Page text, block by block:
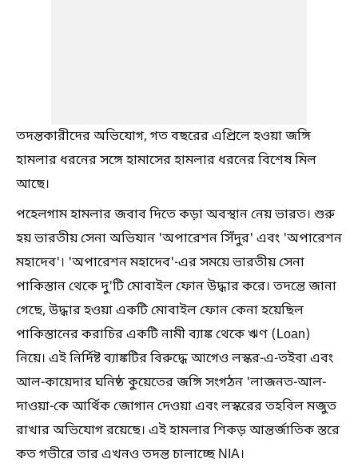
তদন্তকারীদের অভিযোগ, গত বছরের এপ্রিলে হওয়া জঙ্গি
হামলার ধরনের সঙ্গে হামাসের হামলার ধরনের বিশেষ মিল
আছে।
পহেলগাম হামলার জবাব দিতে কড়া অবস্থান নেয় ভারত। শুরু
হয় ভারতীয় সেনা অভিযান 'অপারেশন সিঁদুর' এবং 'অপারেশন
মহাদেব'। 'অপারেশন মহাদেব'-এর সময়ে ভারতীয় সেনা
পাকিস্তান থেকে দু'টি মোবাইল ফোন উদ্ধার করে। তদন্তে জানা
গেছে, উদ্ধার হওয়া একটি মোবাইল ফোন কেনা হয়েছিল
পাকিস্তানের করাচির একটি নামী ব্যাঙ্ক থেকে ঋণ (Loan)
নিয়ে। এই নির্দিষ্ট ব্যাঙ্কটির বিরুদ্ধে আগেও লস্কর-এ-তইবা এবং
আল-কায়েদার ঘনিষ্ঠ কুয়েতের জঙ্গি সংগঠন 'লাজনত-আল-
দাওয়া-কে আর্থিক জোগান দেওয়া এবং লস্করের তহবিল মজুত
রাখার অভিযোগ রয়েছে। এই হামলার শিকড় আন্তর্জাতিক স্তরে
কত গভীরে তার এখনও তদন্ত চালাচ্ছে NIA।